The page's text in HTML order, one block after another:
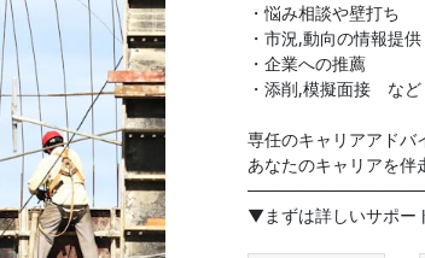
・悩み相談や壁打ち
・市況,動向の情報提供
・企業への推薦
・添削,模擬面接 など
専任のキャリアアドバ
あなたのキャリアを伴
▼まずは詳しいサポー